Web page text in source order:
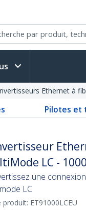
Ethernet à
Pilotes et
LC -
une
LC
produit: ET91000LCEU